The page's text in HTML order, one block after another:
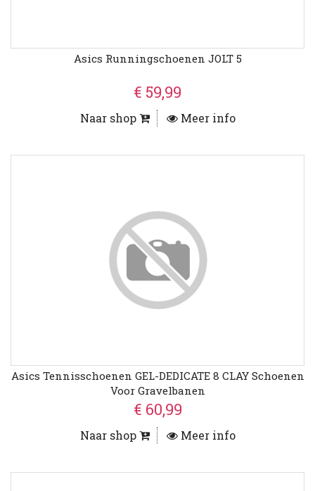
Asics Runningschoenen JOLT 5
€ 59,99
Naar shop Meer info
Asics Tennisschoenen GEL-DEDICATE 8 CLAY Schoenen
Voor Gravelbanen
€ 60,99
Naar shop Meer info